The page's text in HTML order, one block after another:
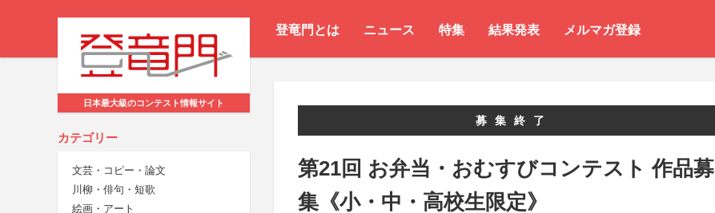
登竜門とは ニュース 特集 結果発表 メルマガ登録
日本最大級のコンテスト情報サイト
カテゴリー
文芸・コピー・論文
川柳・俳句・短歌
絵画・アート
募集終了
第21回 お弁当・おむすびコンテスト 作品募
集《小・中・高校生限定》